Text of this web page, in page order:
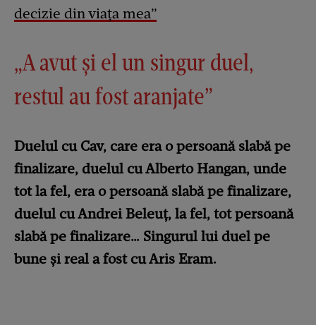
decizie din viața mea”
„A avut și el un singur duel,
restul au fost aranjate”
Duelul cu Cav, care era o persoană slabă pe
finalizare, duelul cu Alberto Hangan, unde
tot la fel, era o persoană slabă pe finalizare,
duelul cu Andrei Beleuț, la fel, tot persoană
slabă pe finalizare… Singurul lui duel pe
bune și real a fost cu Aris Eram.